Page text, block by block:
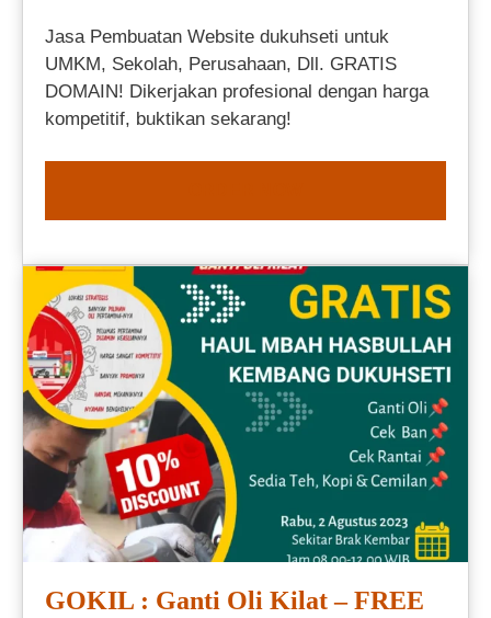
Jasa Pembuatan Website dukuhseti untuk
UMKM, Sekolah, Perusahaan, Dll. GRATIS
DOMAIN! Dikerjakan profesional dengan harga
kompetitif, buktikan sekarang!
GOKIL : Ganti Oli Kilat – FREE